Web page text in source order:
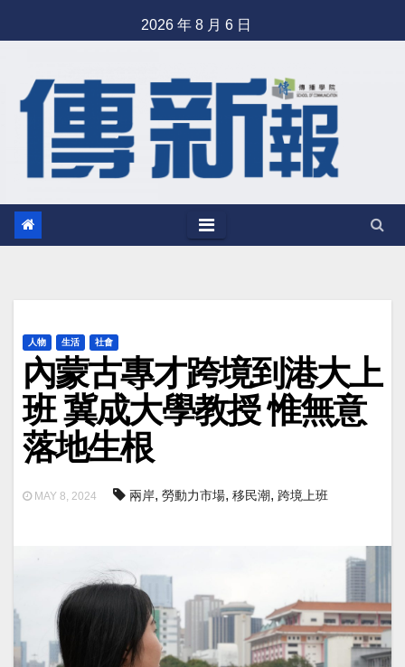
to
2026 年 8 月 6 日
人物 生活 社會
內蒙古專才跨境到港大上
班 冀成大學教授 惟無意
落地生根
MAY 8, 2024 兩岸, 勞動力市場, 移民潮, 跨境上班